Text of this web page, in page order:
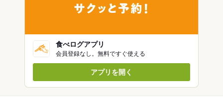
食べログアプリ
会員登録なし。無料ですぐ使える
アプリを開く